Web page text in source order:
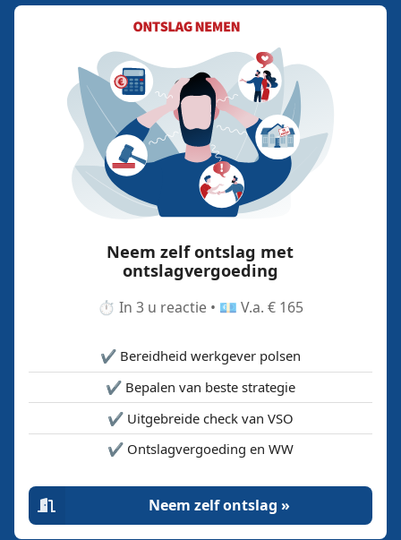
Neem zelf ontslag met
ontslagvergoeding
⏱️ In 3 u reactie • 💶 V.a. € 165
✔️ Bereidheid werkgever polsen
✔️ Bepalen van beste strategie
✔️ Uitgebreide check van VSO
✔️ Ontslagvergoeding en WW
Neem zelf ontslag »